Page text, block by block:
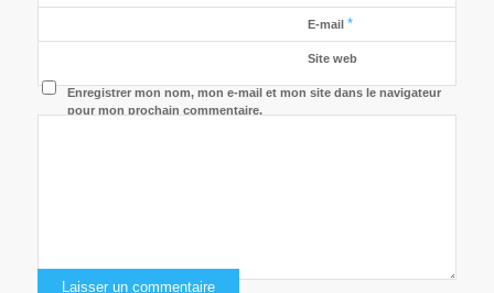
E-mail *
Site web
Enregistrer mon nom, mon e-mail et mon site dans le navigateur
pour mon prochain commentaire.